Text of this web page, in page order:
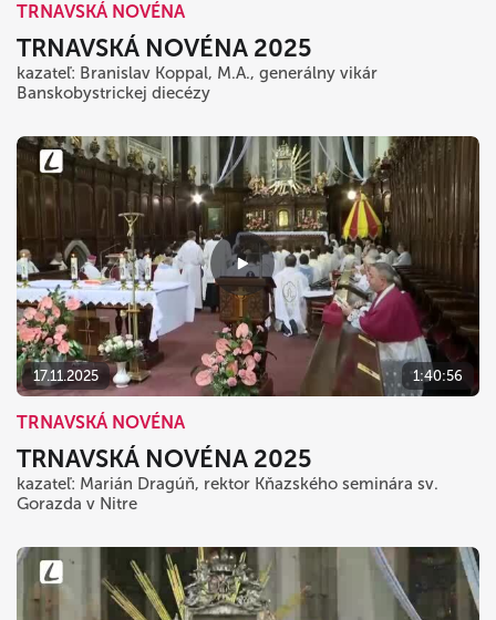
TRNAVSKÁ NOVÉNA
TRNAVSKÁ NOVÉNA 2025
kazateľ: Branislav Koppal, M.A., generálny vikár
Banskobystrickej diecézy
17.11.2025 1:40:56
TRNAVSKÁ NOVÉNA
TRNAVSKÁ NOVÉNA 2025
kazateľ: Marián Dragúň, rektor Kňazského seminára sv.
Gorazda v Nitre